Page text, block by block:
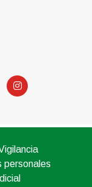
personales